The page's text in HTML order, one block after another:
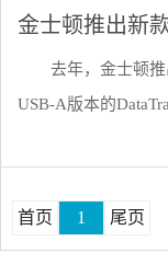
金士顿推出新
去年，金士顿
USB-A版本的
首页 1 尾页